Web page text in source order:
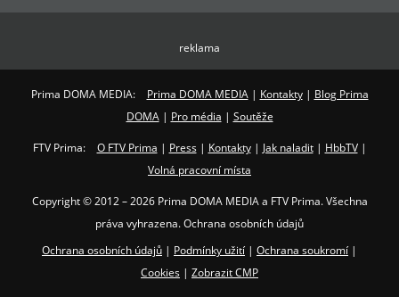
reklama
Prima DOMA MEDIA: Prima DOMA MEDIA| Kontakty| Blog Prima
DOMA| Pro média | Soutěže
FTV Prima: O FTV Prima | Press| Kontakty| Jak naladit| HbbTV|
Volná pracovní místa
Copyright © 2012 – 2026 Prima DOMA MEDIA a FTV Prima. Všechna
práva vyhrazena. Ochrana osobních údajů
Ochrana osobních údajů | Podmínky užití | Ochrana soukromí |
Cookies | Zobrazit CMP